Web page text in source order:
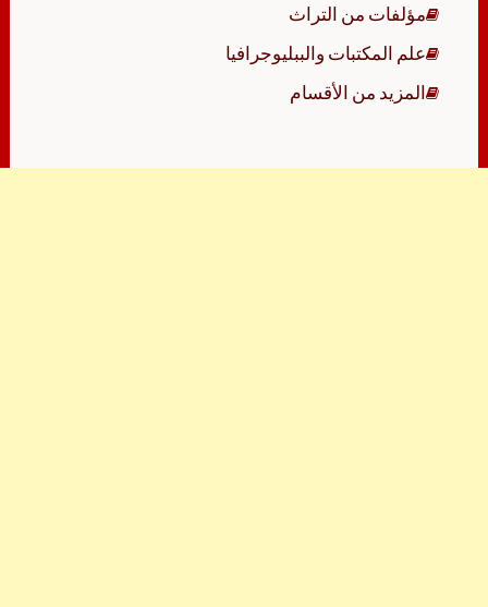
مؤلفات من التراث
علم المكتبات والببليوجرافيا
المزيد من الأقسام